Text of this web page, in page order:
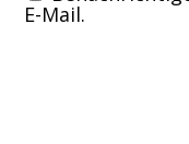
E-Mail.